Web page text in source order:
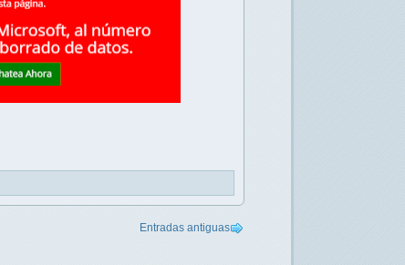
Entradas antiguas